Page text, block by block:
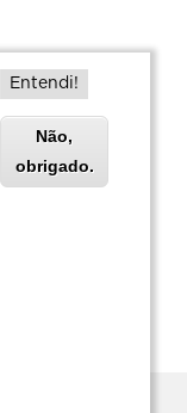
Entendi!
Não,
obrigado.